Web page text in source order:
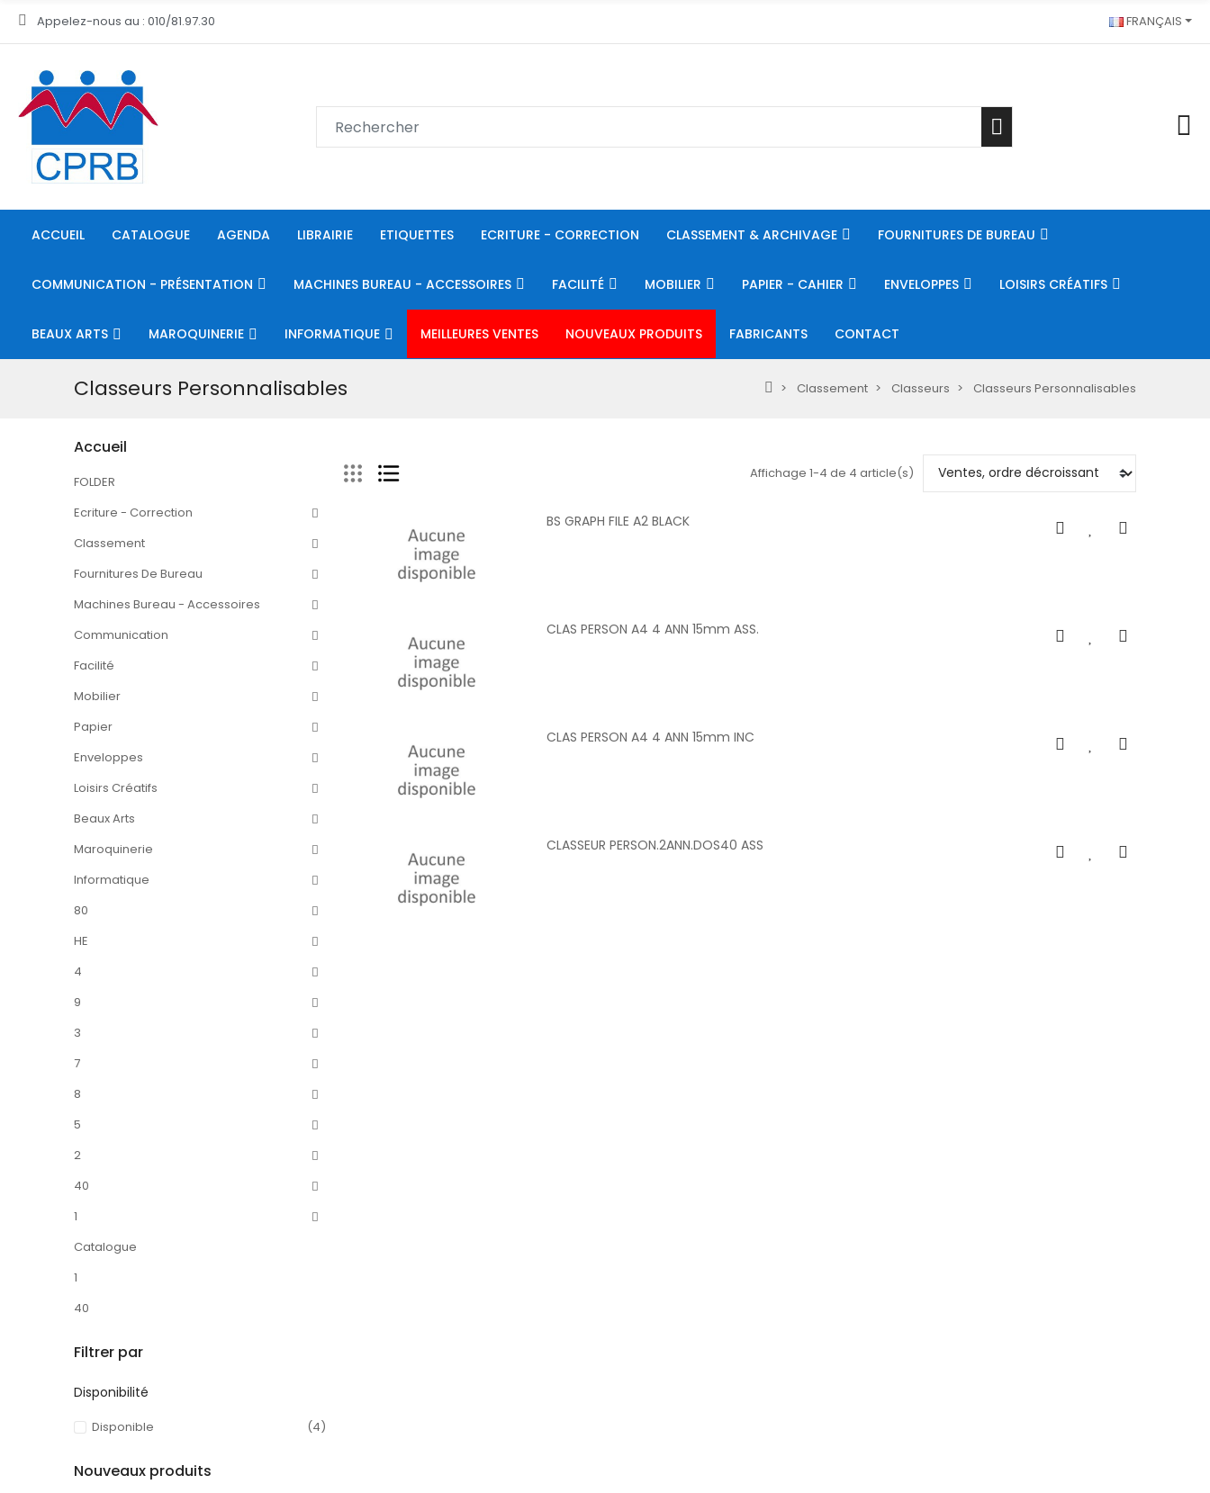
Appelez-nous au : 010/81.97.30 FRANÇAIS
ACCUEIL CATALOGUE AGENDA LIBRAIRIE ETIQUETTES ECRITURE - CORRECTION CLASSEMENT & ARCHIVAGE FOURNITURES DE BUREAU
COMMUNICATION - PRÉSENTATION MACHINES BUREAU - ACCESSOIRES FACILITÉ MOBILIER PAPIER - CAHIER ENVELOPPES LOISIRS CRÉATIFS
BEAUX ARTS MAROQUINERIE INFORMATIQUE MEILLEURES VENTES NOUVEAUX PRODUITS FABRICANTS CONTACT
Classeurs Personnalisables Classement Classeurs Classeurs Personnalisables
Accueil
FOLDER
Ecriture - Correction
Classement
Fournitures De Bureau
Machines Bureau - Accessoires
Communication
Facilité
Mobilier
Papier
Enveloppes
Loisirs Créatifs
Beaux Arts
Maroquinerie
Informatique
80
HE
4
9
3
7
8
5
2
40
1
Catalogue
1
40
Filtrer par
Disponibilité
Disponible (4)
Nouveaux produits
Affichage 1-4 de 4 article(s)
BS GRAPH FILE A2 BLACK
CLAS PERSON A4 4 ANN 15mm ASS.
CLAS PERSON A4 4 ANN 15mm INC
CLASSEUR PERSON.2ANN.DOS40 ASS